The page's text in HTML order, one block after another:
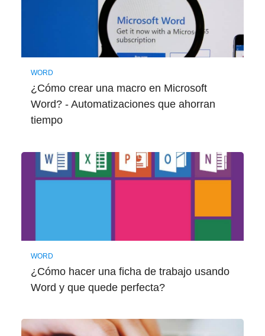
WORD
¿Cómo crear una macro en Microsoft
Word? - Automatizaciones que ahorran
tiempo
WORD
¿Cómo hacer una ficha de trabajo usando
Word y que quede perfecta?